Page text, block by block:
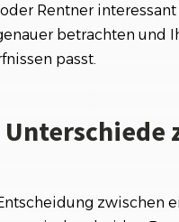
Rentner
betrachten und
passt.